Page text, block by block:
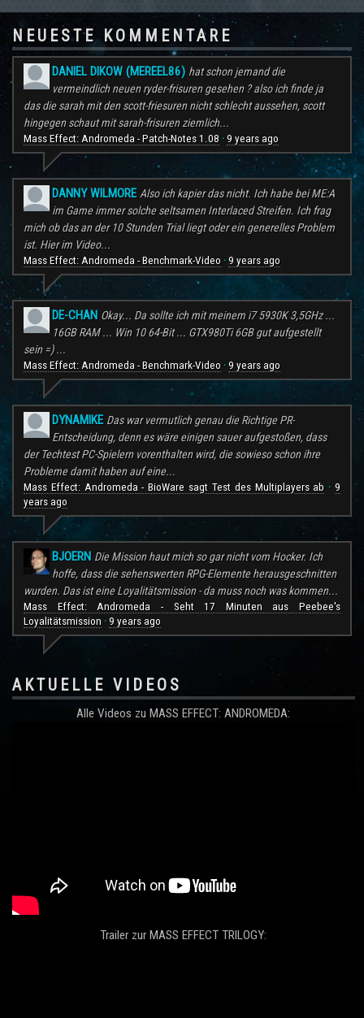
NEUESTE KOMMENTARE
DANIEL DIKOW (MEREEL86) hat schon jemand die
vermeindlich neuen ryder-frisuren gesehen ? also ich finde ja
das die sarah mit den scott-friesuren nicht schlecht aussehen, scott
hingegen schaut mit sarah-frisuren ziemlich...
Mass Effect: Andromeda - Patch-Notes 1.08 · 9 years ago
DANNY WILMORE Also ich kapier das nicht. Ich habe bei ME:A
im Game immer solche seltsamen Interlaced Streifen. Ich frag
mich ob das an der 10 Stunden Trial liegt oder ein generelles Problem
ist. Hier im Video...
Mass Effect: Andromeda - Benchmark-Video · 9 years ago
DE-CHAN Okay... Da sollte ich mit meinem i7 5930K 3,5GHz ...
16GB RAM ... Win 10 64-Bit ... GTX980Ti 6GB gut aufgestellt
sein =) ...
Mass Effect: Andromeda - Benchmark-Video · 9 years ago
DYNAMIKE Das war vermutlich genau die Richtige PR-
Entscheidung, denn es wäre einigen sauer aufgestoßen, dass
der Techtest PC-Spielern vorenthalten wird, die sowieso schon ihre
Probleme damit haben auf eine...
Mass Effect: Andromeda - BioWare sagt Test des Multiplayers ab ·9
years ago
BJOERN Die Mission haut mich so gar nicht vom Hocker. Ich
hoffe, dass die sehenswerten RPG-Elemente herausgeschnitten
wurden. Das ist eine Loyalitätsmission - da muss noch was kommen...
Mass Effect: Andromeda - Seht 17 Minuten aus Peebee's
Loyalitätsmission · 9 years ago
AKTUELLE VIDEOS
Alle Videos zu MASS EFFECT: ANDROMEDA:
Trailer zur MASS EFFECT TRILOGY: